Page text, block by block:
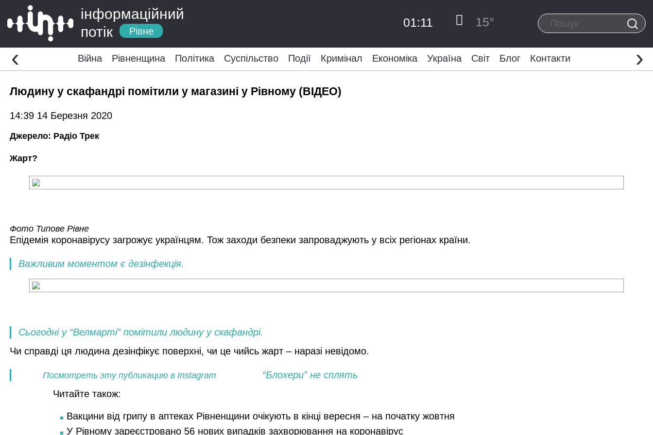
інформаційний
потік
Рівне
01:11 15°
Війна Рівненщина Політика Суспільство Події Кримінал Економіка Україна Світ Блог Контакти
‹ ›
Людину у скафандрі помітили у магазині у Рівному (ВІДЕО)
14:39 14 Березня 2020
Джерело: Радіо Трек
Жарт?
Фото Типове Рівне
Епідемія коронавірусу загрожує українцям. Тож заходи безпеки запроваджують у всіх регіонах країни.
Важливим моментом є дезінфекція.
Сьогодні у “Велмарті” помітили людину у скафандрі.
Чи справді ця людина дезінфікує поверхні, чи це чийсь жарт – наразі невідомо.
Посмотреть эту публикацию в Instagram
“Блохери” не сплять
Читайте також:
Вакцини від грипу в аптеках Рівненщини очікують в кінці вересня – на початку жовтня
У Рівному зареєстровано 56 нових випадків захворювання на коронавірус